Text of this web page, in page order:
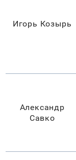
Игорь Козырь
Александр
Савко